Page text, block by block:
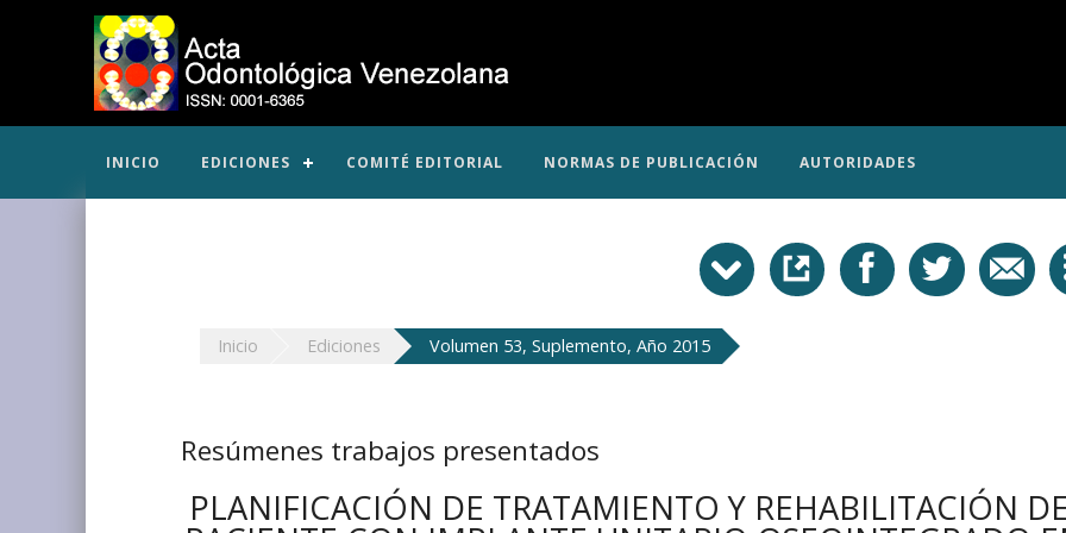
INICIO EDICIONES COMITÉ EDITORIAL NORMAS DE PUBLICACIÓN AUTORIDADES
Inicio Ediciones Volumen 53, Suplemento, Año 2015
Resúmenes trabajos presentados
PLANIFICACIÓN DE TRATAMIENTO Y REHABILITACIÓN